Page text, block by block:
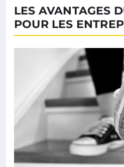
LES AVANTAGES
POUR LES